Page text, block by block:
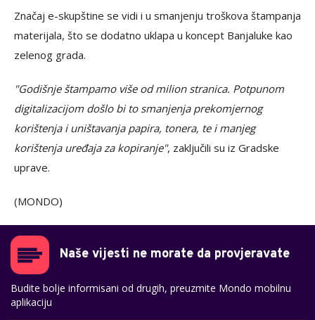
Značaj e-skupštine se vidi i u smanjenju troškova štampanja
materijala, što se dodatno uklapa u koncept Banjaluke kao
zelenog grada.
"Godišnje štampamo više od milion stranica. Potpunom
digitalizacijom došlo bi to smanjenja prekomjernog
korištenja i uništavanja papira, tonera, te i manjeg
korištenja uređaja za kopiranje", zaključili su iz Gradske
uprave.
(MONDO)
Naše vijesti ne morate da provjeravate
Budite bolje informisani od drugih, preuzmite Mondo mobilnu
aplikaciju